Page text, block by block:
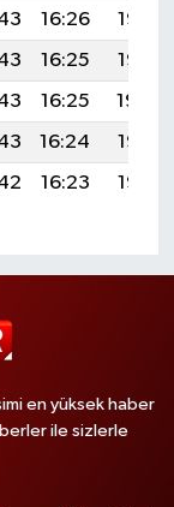
16:26
19:27
16:25
19:26
16:25
19:24
16:24
19:23
16:23 19:22
en yüksek haber
ile sizlerle